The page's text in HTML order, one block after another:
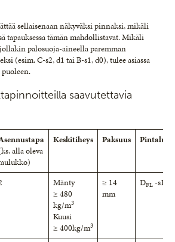
sellaisenaan näkyväksi pinnaksi, mikäli
tapauksessa tämän mahdollistavat. Mikäli
palosuoja-aineella paremman
(esim. C-s2, d1 tai B-s1, d0), tulee asiassa
saavutettavia
alla oleva
Keskitiheys Paksuus
Mänty
≥ 480
kg/m3
Kuusi
≥ 400kg/m3
≥ 14
mm
DFL -s1